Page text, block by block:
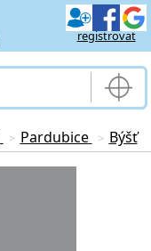
registrovat
> Pardubice > Býšť